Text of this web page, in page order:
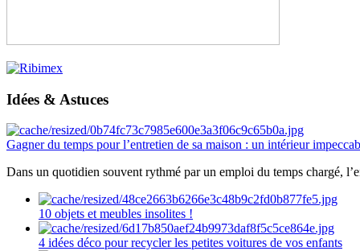
Idées & Astuces
Gagner du temps pour l’entretien de sa maison : un intérieur
Dans un quotidien souvent rythmé par un emploi du temps chargé,
10 objets et meubles insolites !
4 idées déco pour recycler les petites voitures de vos enfants